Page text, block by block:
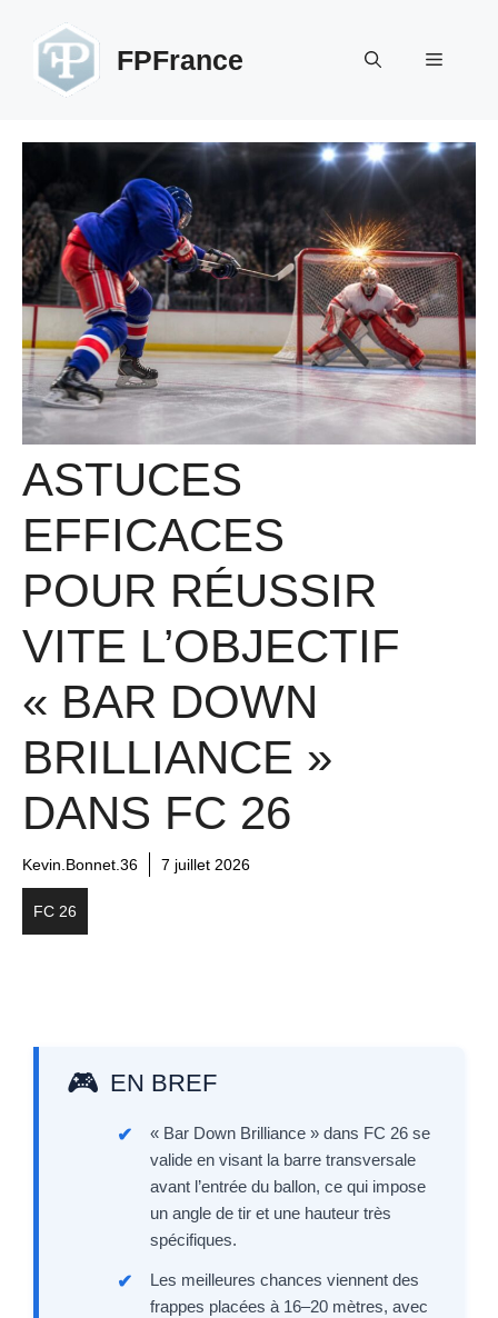
contenu
FPFrance Menu
ASTUCES
EFFICACES
POUR RÉUSSIR
VITE L’OBJECTIF
« BAR DOWN
BRILLIANCE »
DANS FC 26
Kevin.Bonnet.36 7 juillet 2026
FC 26
EN BREF
« Bar Down Brilliance » dans FC 26 se
valide en visant la barre transversale
avant l’entrée du ballon, ce qui impose
un angle de tir et une hauteur très
spécifiques.
Les meilleures chances viennent des
frappes placées à 16–20 mètres, avec